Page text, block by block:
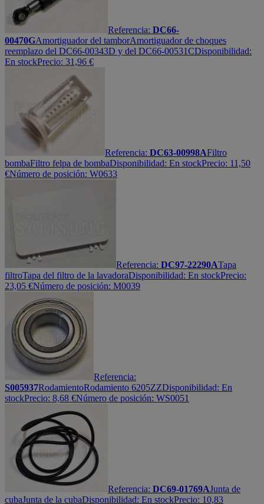
Referencia: DC66-
00470GAmortiguador del tamborAmortiguador de choques
reemplazo del DC66-00343D y del DC66-00531CDisponibilidad:
En stockPrecio: 31,96 €
Referencia: DC63-00998AFiltro
bombaFiltro felpa de bombaDisponibilidad: En stockPrecio: 11,50
€Número de posición: W0633
Referencia: DC97-22290ATapa
filtroTapa del filtro de la lavadoraDisponibilidad: En stockPrecio:
23,05 €Número de posición: M0039
Referencia:
S005937RodamientoRodamiento 6205ZZDisponibilidad: En
stockPrecio: 8,68 €Número de posición: WS0051
Referencia: DC69-01769AJunta de
cubaJunta de la cubaDisponibilidad: En stockPrecio: 10,83